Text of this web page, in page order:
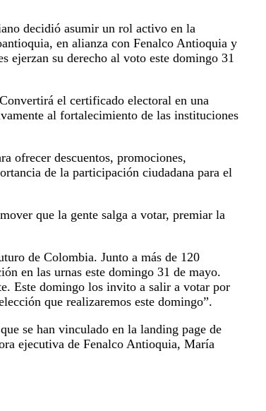
decidió asumir un rol activo en la
en alianza con Fenalco Antioquia y
ejerzan su derecho al voto este domingo 31
el certificado electoral en una
al fortalecimiento de las instituciones
ofrecer descuentos, promociones,
de la participación ciudadana para el
que la gente salga a votar, premiar la
de Colombia. Junto a más de 120
en las urnas este domingo 31 de mayo.
Este domingo los invito a salir a votar por
que realizaremos este domingo”.
se han vinculado en la landing page de
ejecutiva de Fenalco Antioquia, María